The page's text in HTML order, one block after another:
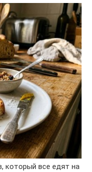
который все едят на